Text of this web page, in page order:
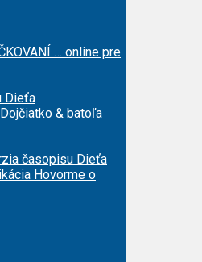
… online pre
Dieťa
& batoľa
časopisu Dieťa
Hovorme o